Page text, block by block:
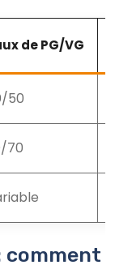
de PG/VG
50
70
comment